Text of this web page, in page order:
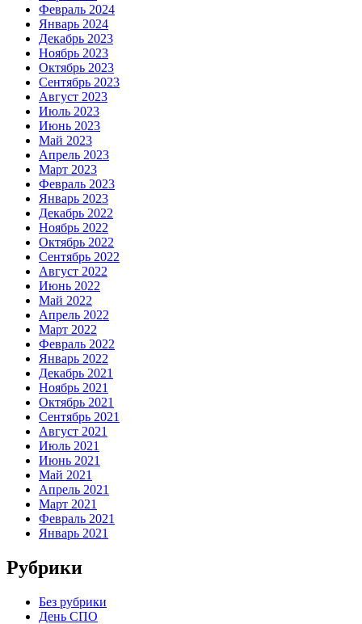
Февраль 2024
Январь 2024
Декабрь 2023
Ноябрь 2023
Октябрь 2023
Сентябрь 2023
Август 2023
Июль 2023
Июнь 2023
Май 2023
Апрель 2023
Март 2023
Февраль 2023
Январь 2023
Декабрь 2022
Ноябрь 2022
Октябрь 2022
Сентябрь 2022
Август 2022
Июнь 2022
Май 2022
Апрель 2022
Март 2022
Февраль 2022
Январь 2022
Декабрь 2021
Ноябрь 2021
Октябрь 2021
Сентябрь 2021
Август 2021
Июль 2021
Июнь 2021
Май 2021
Апрель 2021
Март 2021
Февраль 2021
Январь 2021
Рубрики
Без рубрики
День СПО